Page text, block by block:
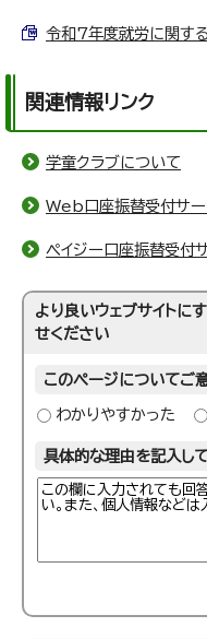
令和7年度就労に関す
関連情報リンク
学童クラブについて
Web口座振替受付サー
ペイジー口座振替受付
より良いウェブサイトに
せください
このページについてご
わかりやすかった
具体的な理由を記入し